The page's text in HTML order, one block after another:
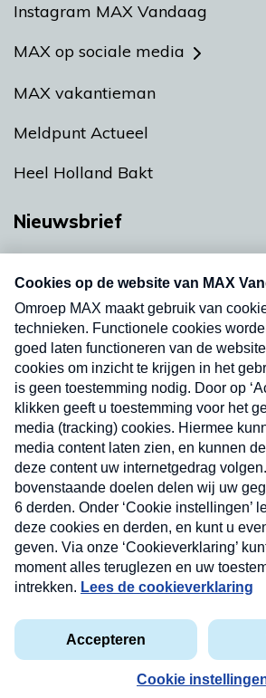
Instagram MAX Vandaag
MAX op sociale media
MAX vakantieman
Meldpunt Actueel
Heel Holland Bakt
Nieuwsbrief
nieuwsbrief. Elke vrijdag- en
uw mailbox.
Privacyverklaring
Cookieverklaring
Kwetsbaarheid melden
Copyright © 2026 MAX Vandaag - Omroep MAX
Nieuwsbrief
Neem hier een gratis abonnement
nieuwsbrief. Elke vrijdag- en